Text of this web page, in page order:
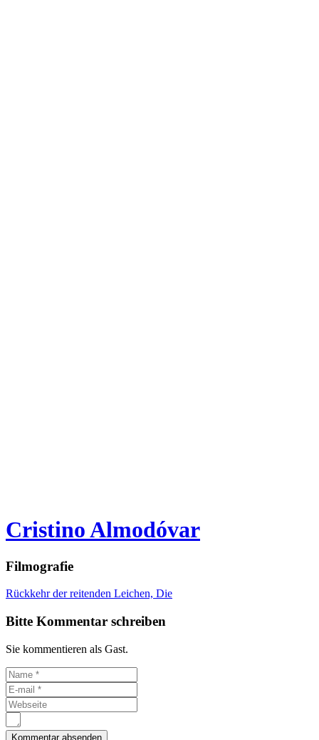
Cristino Almodóvar
Filmografie
Rückkehr der reitenden Leichen, Die
Bitte Kommentar schreiben
Sie kommentieren als Gast.